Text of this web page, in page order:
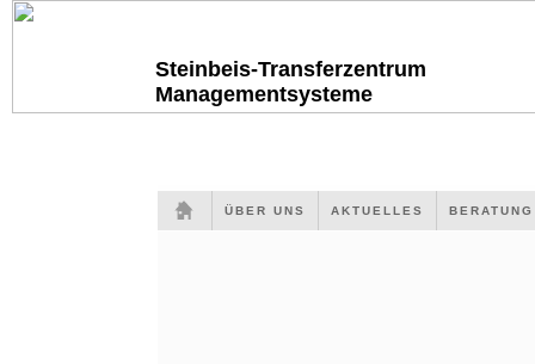
Steinbeis-Transferzentrum
Managementsysteme
ÜBER UNS AKTUELLES